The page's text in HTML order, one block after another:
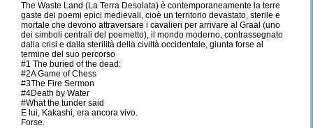
The Waste Land (La Terra Desolata) è contemporaneamente la terre
gaste dei poemi epici medievali, cioè un territorio devastato, sterile e
mortale che devono attraversare i cavalieri per arrivare al Graal (uno
dei simboli centrali del poemetto), il mondo moderno, contrassegnato
dalla crisi e dalla sterilità della civiltà occidentale, giunta forse al
termine del suo percorso
#1 The buried of the dead:
#2A Game of Chess
#3The Fire Sermon
#4Death by Water
#What the tunder said
E lui, Kakashi, era ancora vivo.
Forse.